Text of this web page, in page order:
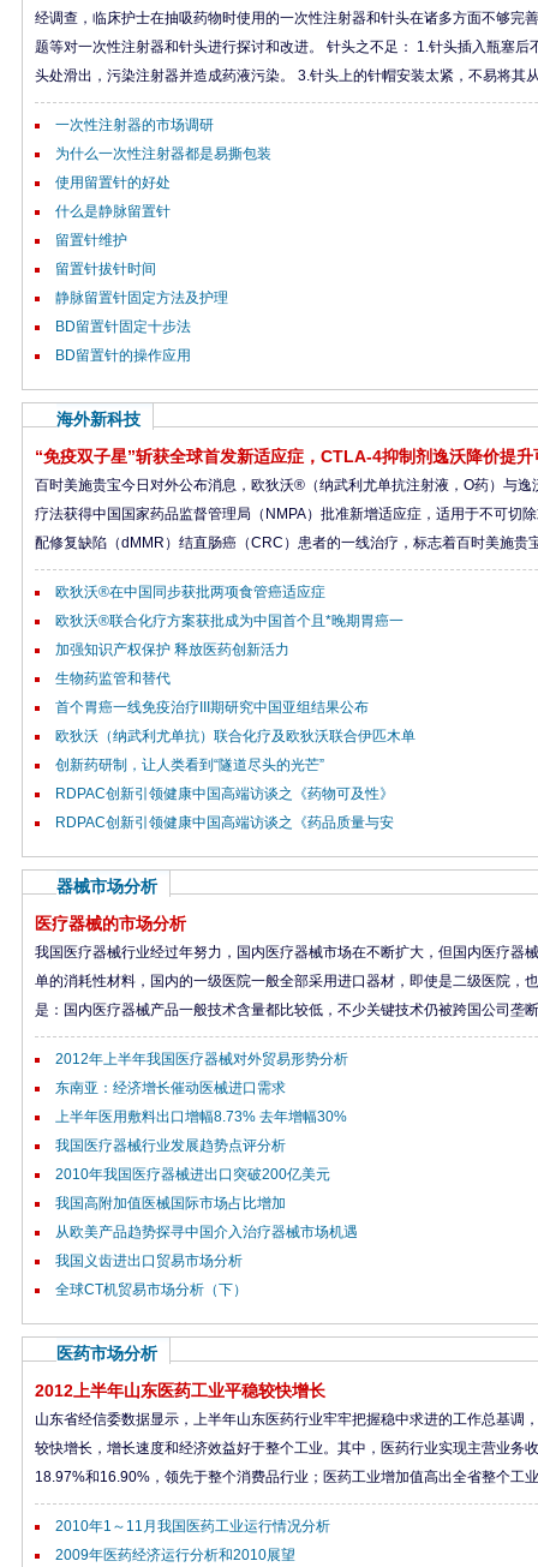
经调查，临床护士在抽吸药物时使用的一次性注射器和针头在诸多方面不够完
题等对一次性注射器和针头进行探讨和改进。 针头之不足： 1.针头插入瓶塞
头处滑出，污染注射器并造成药液污染。 3.针头上的针帽安装太紧，不易将其
一次性注射器的市场调研
为什么一次性注射器都是易撕包装
使用留置针的好处
什么是静脉留置针
留置针维护
留置针拔针时间
静脉留置针固定方法及护理
BD留置针固定十步法
BD留置针的操作应用
海外新科技
“免疫双子星”斩获全球首发新适应症，CTLA-4抑制剂逸沃降价提升
百时美施贵宝今日对外公布消息，欧狄沃®（纳武利尤单抗注射液，O药）与
疗法获得中国国家药品监督管理局（NMPA）批准新增适应症，适用于不可切
配修复缺陷（dMMR）结直肠癌（CRC）患者的一线治疗，标志着百时美施贵
欧狄沃®在中国同步获批两项食管癌适应症
欧狄沃®联合化疗方案获批成为中国首个且*晚期胃癌一
加强知识产权保护 释放医药创新活力
生物药监管和替代
首个胃癌一线免疫治疗III期研究中国亚组结果公布
欧狄沃（纳武利尤单抗）联合化疗及欧狄沃联合伊匹木单
创新药研制，让人类看到“隧道尽头的光芒”
RDPAC创新引领健康中国高端访谈之《药物可及性》
RDPAC创新引领健康中国高端访谈之《药品质量与安
器械市场分析
医疗器械的市场分析
我国医疗器械行业经过年努力，国内医疗器械市场在不断扩大，但国内医疗器
单的消耗性材料，国内的一级医院一般全部采用进口器材，即使是二级医院，
是：国内医疗器械产品一般技术含量都比较低，不少关键技术仍被跨国公司垄
2012年上半年我国医疗器械对外贸易形势分析
东南亚：经济增长催动医械进口需求
上半年医用敷料出口增幅8.73% 去年增幅30%
我国医疗器械行业发展趋势点评分析
2010年我国医疗器械进出口突破200亿美元
我国高附加值医械国际市场占比增加
从欧美产品趋势探寻中国介入治疗器械市场机遇
我国义齿进出口贸易市场分析
全球CT机贸易市场分析（下）
医药市场分析
2012上半年山东医药工业平稳较快增长
山东省经信委数据显示，上半年山东医药行业牢牢把握稳中求进的工作总基调
较快增长，增长速度和经济效益好于整个工业。其中，医药行业实现主营业务
18.97%和16.90%，领先于整个消费品行业；医药工业增加值高出全省整个工
2010年1～11月我国医药工业运行情况分析
2009年医药经济运行分析和2010展望